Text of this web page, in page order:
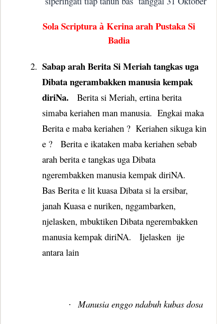
Sola Scriptura àKerina arah Pustaka Si
Badia
2. Sabap arah Berita Si Meriah tangkas uga
Dibata ngerambakken manusia kempak
diriNa.
Berita si Meriah, ertina berita
simaba keriahen man manusia. Engkai maka
Berita e maba keriahen ? Keriahen sikuga kin
e ?
Berita e ikataken maba keriahen sebab
arah berita e tangkas uga Dibata
ngerembakken manusia kempak diriNA.
Bas Berita e lit kuasa Dibata si la ersibar,
janah Kuasa e nuriken, nggambarken,
njelasken, mbuktiken Dibata ngerembakken
manusia kempak diriNA.
Ijelasken ije
antara lain
· Manusia enggo ndabuh kubas dosa